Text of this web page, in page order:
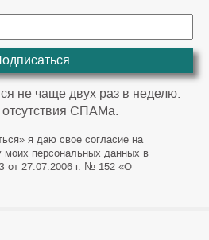
не чаще двух раз в неделю.
отсутствия СПАМа.
я даю свое согласие на
моих персональных данных в
от 27.07.2006 г. № 152 «О